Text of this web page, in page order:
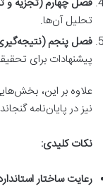
تحلیل آن‌ها.
فصل پنجم
پیشنهادات برای
علاوه بر این،
نیز در پایان‌نامه
نکات کلیدی:
رعایت ساختار